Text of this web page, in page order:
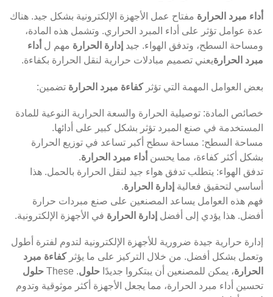
أداء مبرد الحرارةمفتاح عمل الأجهزة الإلكترونية بشكل جيد. هناك
عدة عوامل تؤثر على أداء المبرد الحراري. وتشمل هذه المادة،
ومساحة السطح، وتدفق الهواء. جيد إدارة الحرارةمهم ل أداء
مبرد الحرارةيعني تصميم مبادلات حرارية لنقل الحرارة بكفاءة.
بعض العوامل المهمة التي تؤثر كفاءة مبرد الحرارةتضمين:
خصائص المادة: توصيلية الحرارة والسعة الحرارية النوعية للمادة
المستخدمة في صنع المبرد تؤثر بشكل كبير على أدائها.
مساحة السطح: مساحة سطح أكبر تساعد في توزيع الحرارة
بشكل أكثر كفاءة، مما يحسن أداء مبرد الحرارة.
تدفق الهواء: يتطلب تدفق هواء جيد لنقل الحرارة بالحمل. هذا
أساسي لتحقيق فعالية إدارة الحرارة.
فهم هذه العوامل يساعد المصنعين على صنع مبردات حرارة
أفضل. هذا يؤدي إلى أفضل إدارة الحرارةفي الأجهزة الإلكترونية.
إدارة حرارية جيدة ضرورية للأجهزة الإلكترونية لتدوم لفترة أطول
وتعمل بشكل أفضل. من خلال التركيز على ما يؤثر كفاءة مبرد
الحرارة، يمكن للمصنعين أن يبتكروا جديدًا حلول . These
حلول
تحسين أداء مبرد الحرارة، مما يجعل الأجهزة أكثر موثوقية وتدوم